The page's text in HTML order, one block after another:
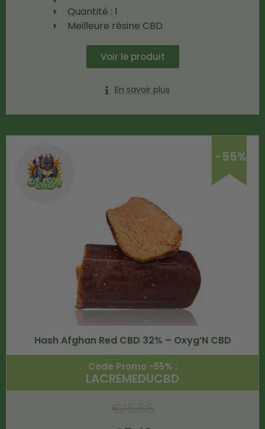
Quantité : 1
Meilleure résine CBD
Voir le produit
En savoir plus
-55%
Hash Afghan Red CBD 32% – Oxyg’N CBD
Code Promo -55% :
LACREMEDUCBD